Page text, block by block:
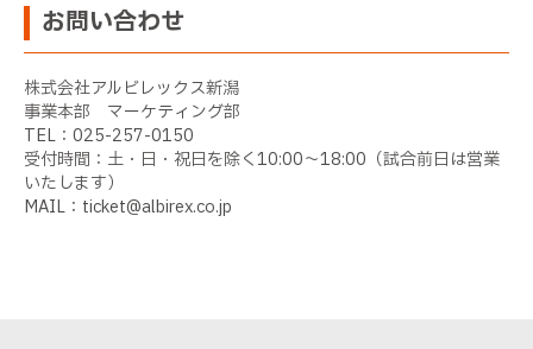
お問い合わせ
株式会社アルビレックス新潟
事業本部 マーケティング部
TEL：025-257-0150
受付時間：土・日・祝日を除く10:00～18:00（試合前日は営業
いたします）
MAIL：ticket@albirex.co.jp